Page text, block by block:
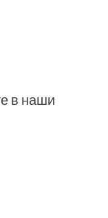
в наши